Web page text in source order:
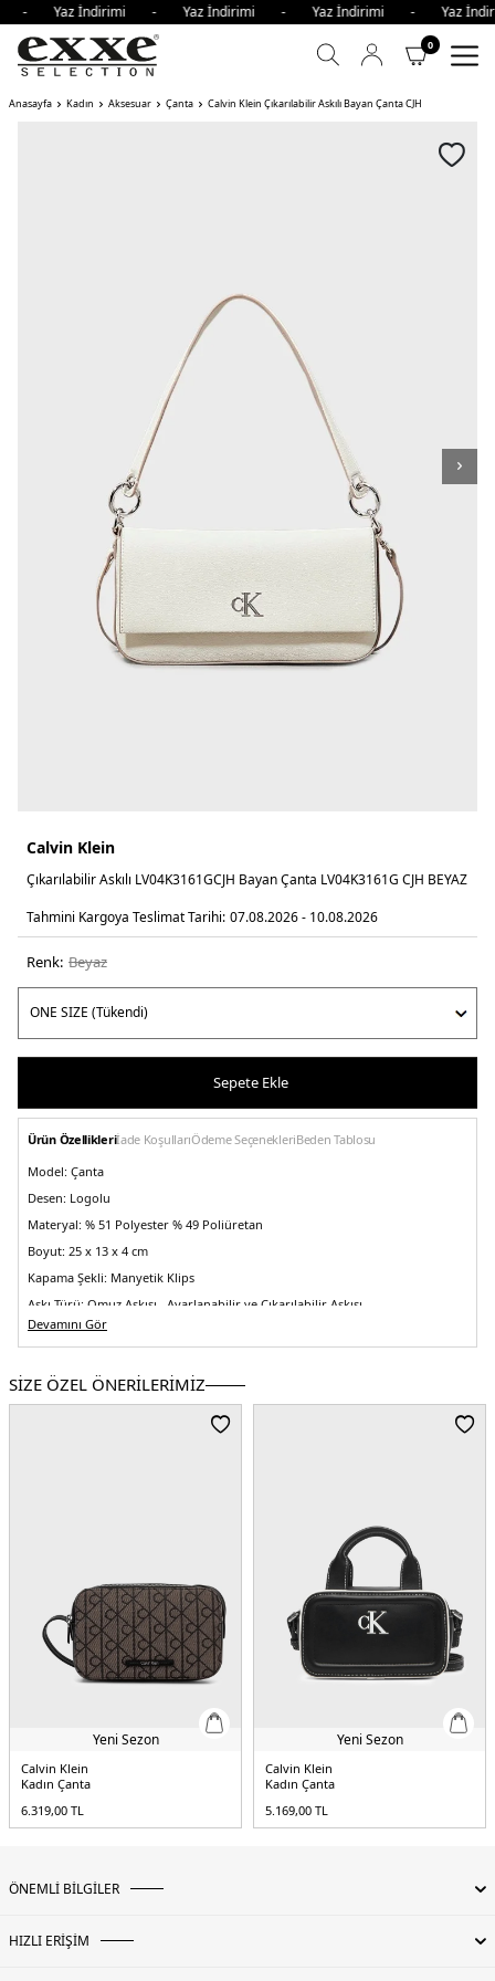
- Yaz İndirimi - Yaz İndirimi - Yaz İndirimi -
0
Anasayfa Kadın Aksesuar Çanta Calvin Klein Çıkarılabilir Askılı Bayan Çanta CJH
Calvin Klein
Çıkarılabilir Askılı LV04K3161GCJH Bayan Çanta LV04K3161G CJH BEYAZ
Tahmini Kargoya Teslimat Tarihi: 07.08.2026 - 10.08.2026
Renk: beyaz
Sepete Ekle
Ürün Özellikleriİade KoşullarıÖdeme SeçenekleriBeden Tablosu
Model: Çanta
Desen: Logolu
Materyal: % 51 Polyester % 49 Poliüretan
Boyut: 25 x 13 x 4 cm
Kapama Şekli: Manyetik Klips
Askı Türü: Omuz Askısı , Ayarlanabilir ve Çıkarılabilir Askısı
Menşei:Kamboçya
5DE2LV04K3161GCJH.25
Devamını Gör
SİZE ÖZEL ÖNERİLERİMİZ
Yeni Sezon
Calvin Klein
Kadın Çanta
6.319,00 TL
Yeni Sezon
Calvin Klein
Kadın Çanta
5.169,00 TL
ÖNEMLİ BİLGİLER
HIZLI ERİŞİM